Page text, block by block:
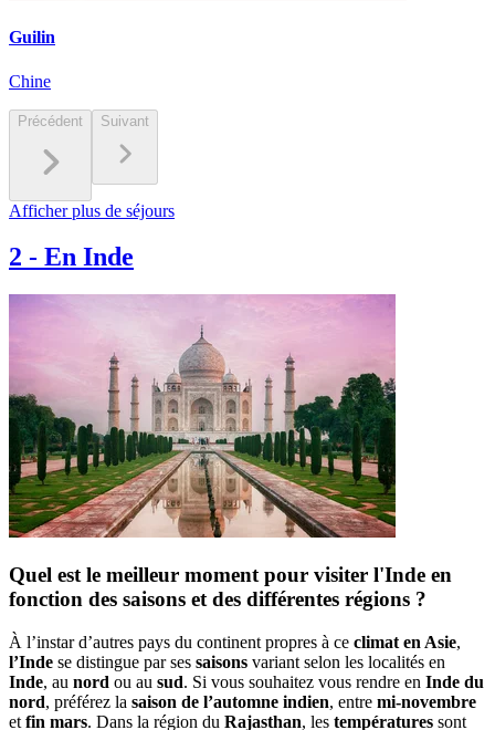
Guilin
Chine
Précédent Suivant
Afficher plus de séjours
2 - En Inde
Quel est le meilleur moment pour visiter l'Inde en
fonction des saisons et des différentes régions ?
À l’instar d’autres pays du continent propres à ce climat en Asie,
l’Inde se distingue par ses saisons variant selon les localités en
Inde, au nord ou au sud. Si vous souhaitez vous rendre en Inde du
nord, préférez la saison de l’automne indien, entre mi-novembre
et fin mars. Dans la région du Rajasthan, les températures sont